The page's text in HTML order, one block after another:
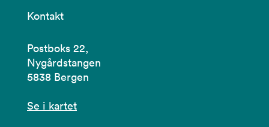
Kontakt
Postboks 22,
Nygårdstangen
5838 Bergen
Se i kartet